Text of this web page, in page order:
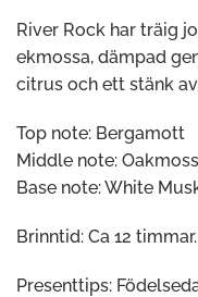
River Rock har träig
ekmossa, dämpad
citrus och ett stänk
Top note: Bergamott
Middle note: Oakmoss
Base note: White
Brinntid: Ca 12 timmar.
Presenttips: